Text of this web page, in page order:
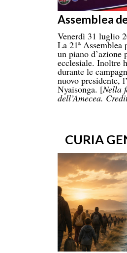
Assemblea
Venerdì 31 luglio
La 21ª Assemblea
un piano d’azione
ecclesiale. Inoltre
durante le
nuovo presidente,
Nyaisonga. [Nella
dell’Amecea.
CURIA